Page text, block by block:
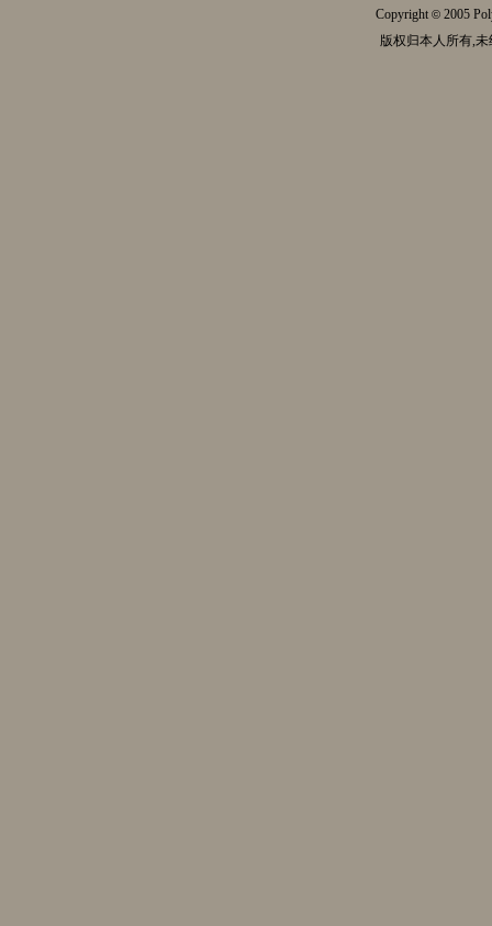
Copyright© 2005
版权归本人所有,